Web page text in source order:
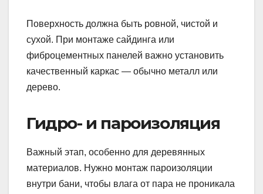
Поверхность должна быть ровной, чистой и
сухой. При монтаже сайдинга или
фиброцементных панелей важно установить
качественный каркас — обычно металл или
дерево.
Гидро- и пароизоляция
Важный этап, особенно для деревянных
материалов. Нужно монтаж пароизоляции
внутри бани, чтобы влага от пара не проникала